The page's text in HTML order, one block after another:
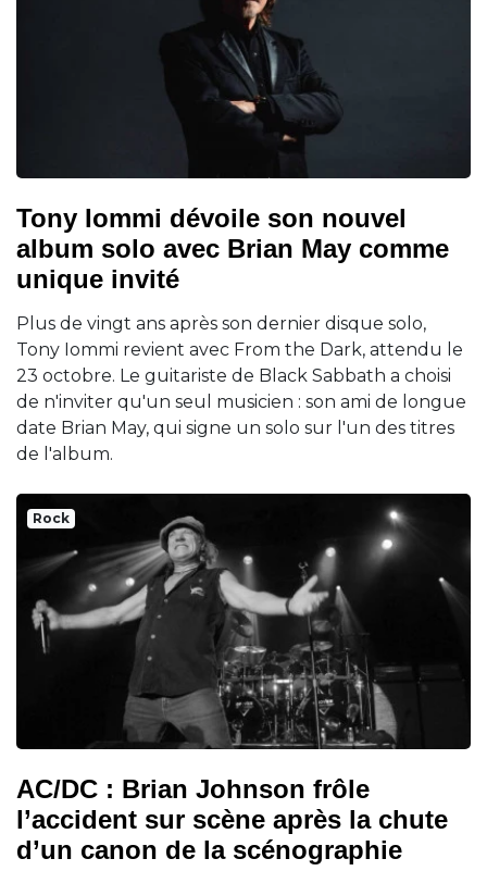
Tony Iommi dévoile son nouvel
album solo avec Brian May comme
unique invité
Plus de vingt ans après son dernier disque solo,
Tony Iommi revient avec From the Dark, attendu le
23 octobre. Le guitariste de Black Sabbath a choisi
de n'inviter qu'un seul musicien : son ami de longue
date Brian May, qui signe un solo sur l'un des titres
de l'album.
Rock
AC/DC : Brian Johnson frôle
l’accident sur scène après la chute
d’un canon de la scénographie